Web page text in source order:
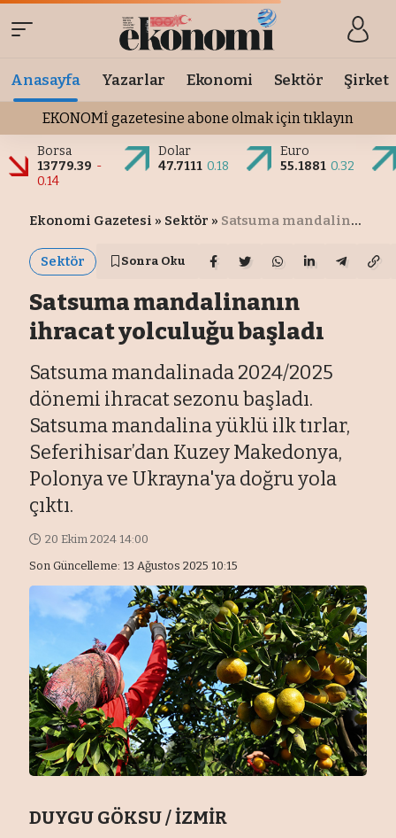
Anasayfa Yazarlar Ekonomi Sektör Şirket
EKONOMİ gazetesine abone olmak için tıklayın
Borsa
13779.39 -
0.14
Dolar
47.7111 0.18
Euro
55.1881 0.32
Ekonomi Gazetesi » Sektör » Satsuma mandalinanın ihracat yolculuğu başladı
Sektör Sonra Oku
Satsuma mandalinanın
ihracat yolculuğu başladı
Satsuma mandalinada 2024/2025
dönemi ihracat sezonu başladı.
Satsuma mandalina yüklü ilk tırlar,
Seferihisar’dan Kuzey Makedonya,
Polonya ve Ukrayna'ya doğru yola
çıktı.
Son Güncelleme: 13 Ağustos 2025 10:15
20 Ekim 2024 14:00
DUYGU GÖKSU / İZMİR